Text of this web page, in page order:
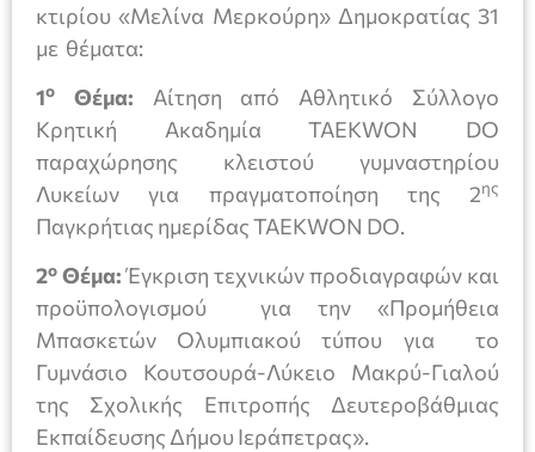
κτιρίου «Μελίνα Μερκούρη» Δημοκρατίας 31
με θέματα:
1ο Θέμα: Αίτηση από Αθλητικό Σύλλογο
Κρητική Ακαδημία TAEKWON DO
παραχώρησης κλειστού γυμναστηρίου
Λυκείων για πραγματοποίηση της 2ης
Παγκρήτιας ημερίδας TAEKWON DO.
2ο Θέμα:Έγκριση τεχνικών προδιαγραφών και
προϋπολογισμού για την «Προμήθεια
Μπασκετών Ολυμπιακού τύπου για το
Γυμνάσιο Κουτσουρά-Λύκειο Μακρύ-Γιαλού
της Σχολικής Επιτροπής Δευτεροβάθμιας
Εκπαίδευσης Δήμου Ιεράπετρας».